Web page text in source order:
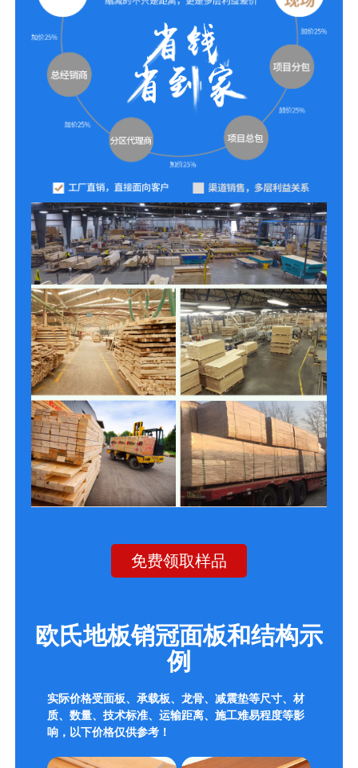
免费领取样品
欧氏地板销冠面板和结构示
例
实际价格受面板、承载板、龙骨、减震垫等尺寸、材
质、数量、技术标准、运输距离、施工难易程度等影
响，以下价格仅供参考！